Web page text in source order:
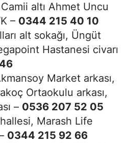
altı Ahmet Uncu
– 0344 215 40 10
alt sokağı, Üngüt
Hastanesi civarı
Market arkası,
Ortaokulu arkası,
– 0536 207 52 05
Marash Life
0344 215 92 66